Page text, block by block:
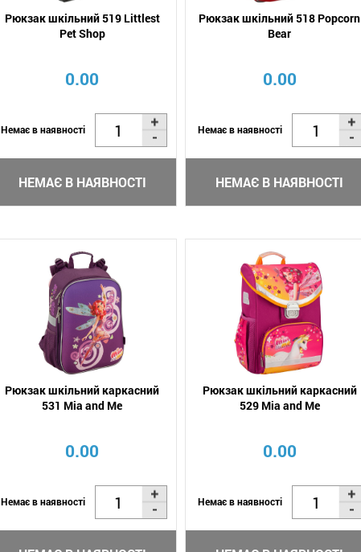
Рюкзак шкільний 519 Littlest
Pet Shop
0.00
Немає в наявності
НЕМАЄ В НАЯВНОСТІ
Рюкзак шкільний 518 Popcorn
Bear
0.00
Немає в наявності
НЕМАЄ В НАЯВНОСТІ
Рюкзак шкільний каркасний
531 Mia and Me
0.00
Немає в наявності
Рюкзак шкільний каркасний
529 Mia and Me
0.00
Немає в наявності